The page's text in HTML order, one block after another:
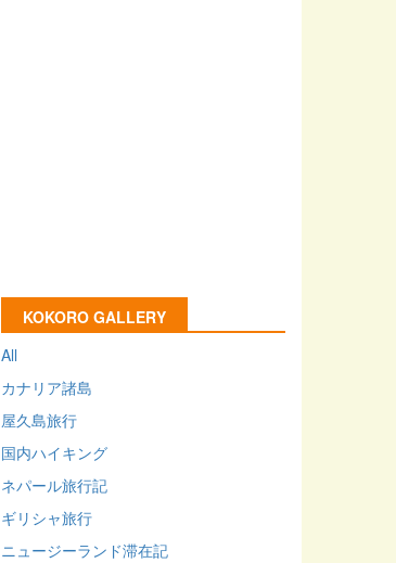
KOKORO GALLERY
All
カナリア諸島
屋久島旅行
国内ハイキング
ネパール旅行記
ギリシャ旅行
ニュージーランド滞在記